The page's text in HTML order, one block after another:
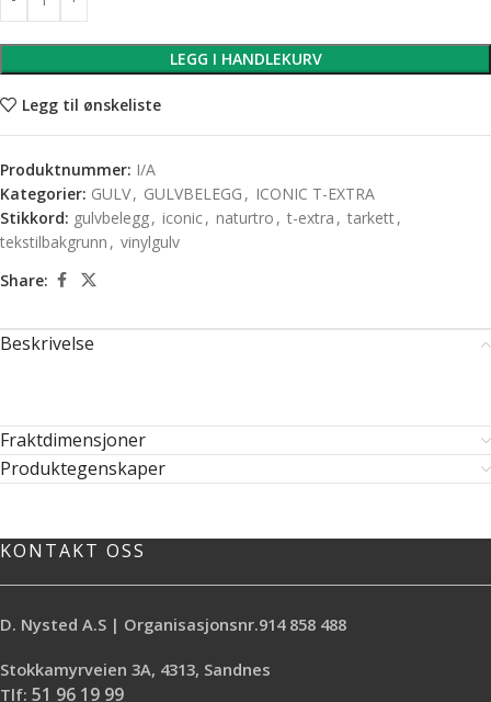
LEGG I HANDLEKURV
Legg til ønskeliste
Produktnummer: I/A
Kategorier: GULV, GULVBELEGG , ICONIC T-EXTRA
Stikkord: gulvbelegg, iconic, naturtro , t-extra , tarkett,
tekstilbakgrunn , vinylgulv
Share:
Beskrivelse
Fraktdimensjoner
Produktegenskaper
KONTAKT OSS
D. Nysted A.S | Organisasjonsnr.914 858 488
Stokkamyrveien 3A, 4313, Sandnes
Tlf: 51 96 19 99